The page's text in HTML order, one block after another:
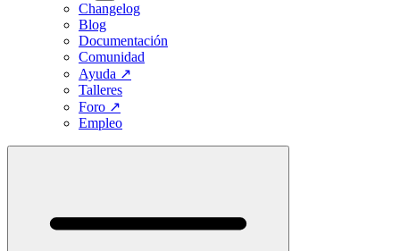
Changelog
Blog
Documentación
Comunidad
Ayuda ↗
Talleres
Foro ↗
Empleo